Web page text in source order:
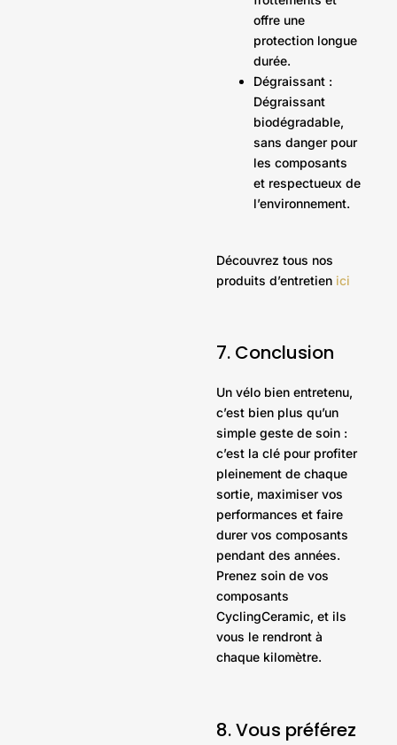
offre une
protection longue
durée.
Dégraissant :
Dégraissant
biodégradable,
sans danger pour
les composants
et respectueux de
l’environnement.
Découvrez tous nos
produits d’entretien ici
7. Conclusion
Un vélo bien entretenu,
c’est bien plus qu’un
simple geste de soin :
c’est la clé pour profiter
pleinement de chaque
sortie, maximiser vos
performances et faire
durer vos composants
pendant des années.
Prenez soin de vos
composants
CyclingCeramic, et ils
vous le rendront à
chaque kilomètre.
8. Vous préférez